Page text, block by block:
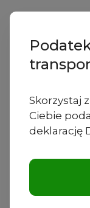
Skorzystaj
Ciebie
deklarację